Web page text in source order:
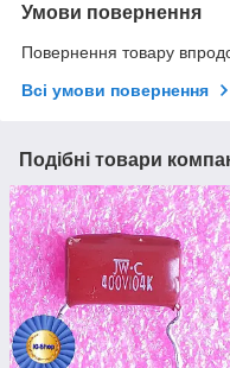
Умови повернення
Повернення товару
Всі умови повернення
Подібні товари